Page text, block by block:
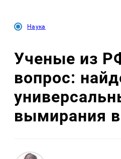
Наука
Ученые из
вопрос:
вымирания